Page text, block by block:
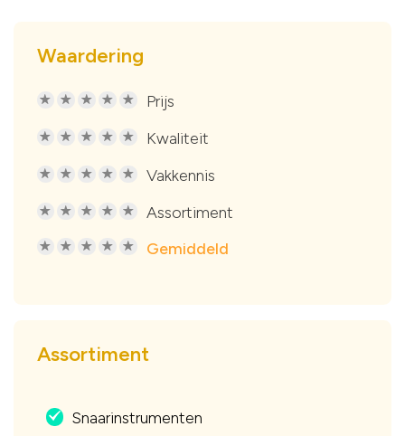
Waardering
R R R R R Prijs
R R R R R Kwaliteit
R R R R R Vakkennis
R R R R R Assortiment
R R R R R Gemiddeld
Assortiment
. Snaarinstrumenten